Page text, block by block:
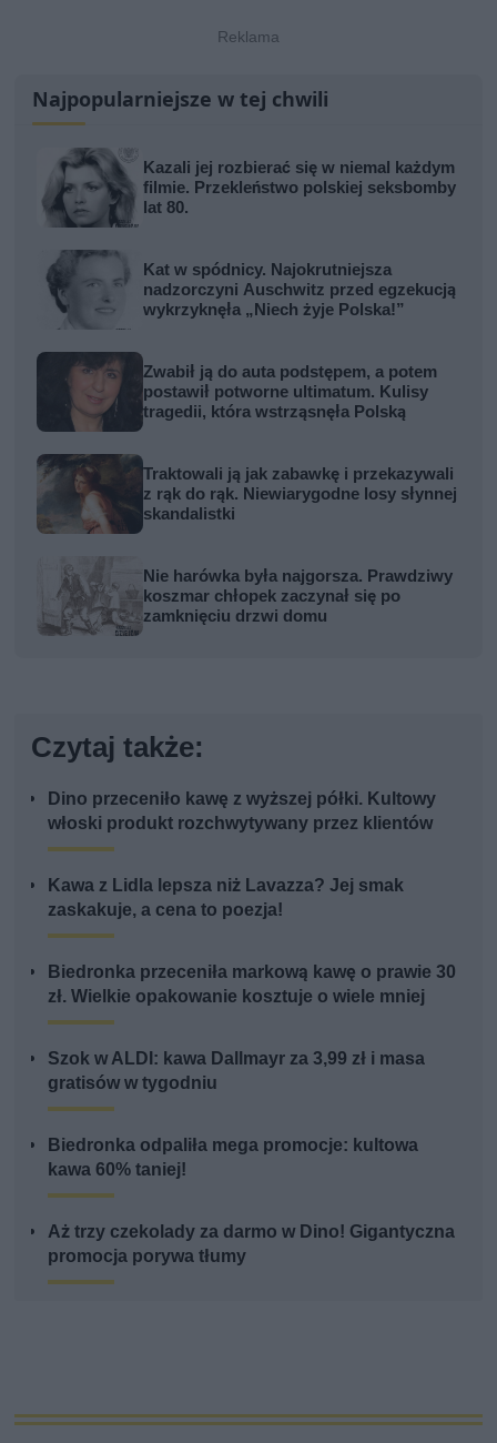
Najpopularniejsze w tej chwili
Kazali jej rozbierać się w niemal każdym
filmie. Przekleństwo polskiej seksbomby
lat 80.
Kat w spódnicy. Najokrutniejsza
nadzorczyni Auschwitz przed egzekucją
wykrzyknęła „Niech żyje Polska!”
Zwabił ją do auta podstępem, a potem
postawił potworne ultimatum. Kulisy
tragedii, która wstrząsnęła Polską
Traktowali ją jak zabawkę i przekazywali
z rąk do rąk. Niewiarygodne losy słynnej
skandalistki
Nie harówka była najgorsza. Prawdziwy
koszmar chłopek zaczynał się po
zamknięciu drzwi domu
Czytaj także:
Dino przeceniło kawę z wyższej półki. Kultowy
włoski produkt rozchwytywany przez klientów
Kawa z Lidla lepsza niż Lavazza? Jej smak
zaskakuje, a cena to poezja!
Biedronka przeceniła markową kawę o prawie 30
zł. Wielkie opakowanie kosztuje o wiele mniej
Szok w ALDI: kawa Dallmayr za 3,99 zł i masa
gratisów w tygodniu
Biedronka odpaliła mega promocje: kultowa
kawa 60% taniej!
Aż trzy czekolady za darmo w Dino! Gigantyczna
promocja porywa tłumy